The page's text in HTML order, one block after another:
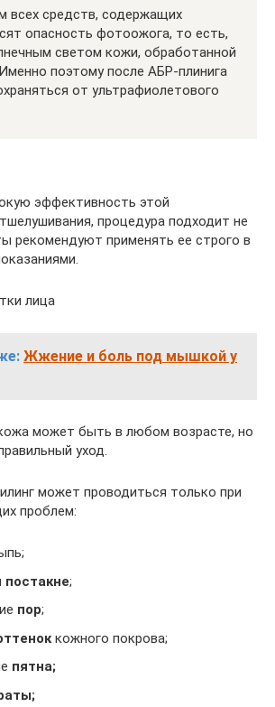
всех средств, содержащих
опасность фотоожога, то есть,
светом кожи, обработанной
поэтому после АБР-плинига
от ультрафиолетового
эффективность этой
процедура подходит не
рекомендуют применять ее строго в
лица
Жжение и боль под мышкой у
может быть в любом возрасте, но
уход.
может проводиться только при
проблем:
постакне;
пор;
кожного покрова;
пятна;